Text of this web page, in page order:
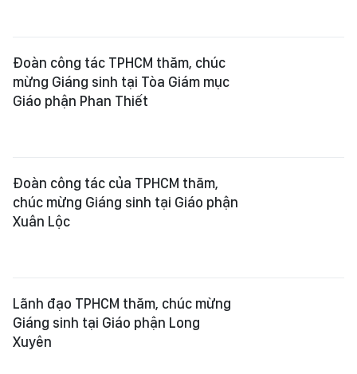
Đoàn công tác TPHCM thăm, chúc
mừng Giáng sinh tại Tòa Giám mục
Giáo phận Phan Thiết
Đoàn công tác của TPHCM thăm,
chúc mừng Giáng sinh tại Giáo phận
Xuân Lộc
Lãnh đạo TPHCM thăm, chúc mừng
Giáng sinh tại Giáo phận Long
Xuyên